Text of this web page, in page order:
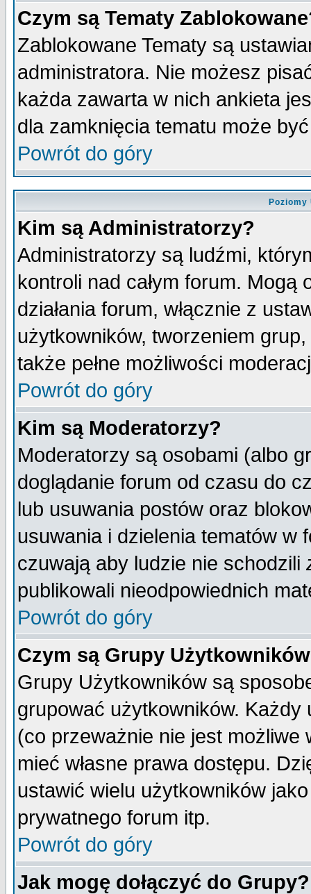
Czym są Tematy
Zablokowane Tematy są
administratora. Nie możesz
każda zawarta w nich ankieta
dla zamknięcia tematu może
Powrót do góry
Kim są Administratorzy?
Administratorzy są ludźmi,
kontroli nad całym forum.
działania forum, włącznie z
użytkowników, tworzeniem
także pełne możliwości
Powrót do góry
Kim są Moderatorzy?
Moderatorzy są osobami (albo
doglądanie forum od czasu do
lub usuwania postów oraz
usuwania i dzielenia tematów w
czuwają aby ludzie nie schodzili
publikowali nieodpowiednich
Powrót do góry
Czym są Grupy
Grupy Użytkowników są
grupować użytkowników.
(co przeważnie nie jest
mieć własne prawa dostępu.
ustawić wielu użytkowników
prywatnego forum itp.
Powrót do góry
Jak mogę dołączyć do Grupy?